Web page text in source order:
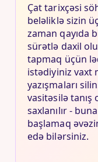
Çat tarixçəsi
beləliklə sizin
zaman qayıda
sürətlə daxil
tapmaq üçün
istədiyiniz vaxt
yazışmaları
vasitəsilə
saxlanılır -
başlamaq
edə bilərsiniz.